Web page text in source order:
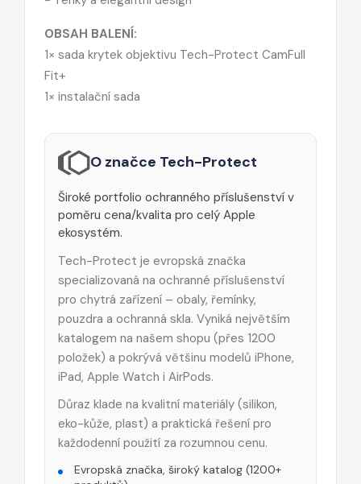
OBSAH BALENÍ:
1× sada krytek objektivu Tech-Protect CamFull
Fit+
1× instalační sada
O značce Tech-Protect
Široké portfolio ochranného příslušenství v
poměru cena/kvalita pro celý Apple
ekosystém.
Tech-Protect je evropská značka
specializovaná na ochranné příslušenství
pro chytrá zařízení – obaly, řemínky,
pouzdra a ochranná skla. Vyniká největším
katalogem na našem shopu (přes 1200
položek) a pokrývá většinu modelů iPhone,
iPad, Apple Watch i AirPods.
Důraz klade na kvalitní materiály (silikon,
eko-kůže, plast) a praktická řešení pro
každodenní použití za rozumnou cenu.
Evropská značka, široký katalog (1200+